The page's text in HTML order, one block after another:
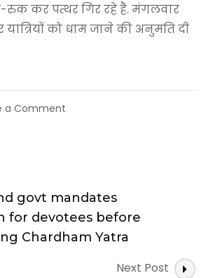
कर पत्थर गिर रहे हैं. मंगलवार
को धाम जाने की अनुमति दी
a Comment
Chardham
Yatra:
level
govt mandates
for devotees before
Chardham Yatra
Next Post